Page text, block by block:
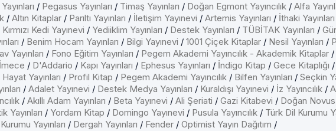
/ Pegasus Yayınları / Timaş Yayınları / Doğan Egmont Yayıncılık / Alfa
/ Altın Kitaplar / Parıltı Yayınları / İletişim Yayınevi / Artemis Yayınları / İthaki Yayınları
Kırmızı Kedi Yayınevi / Yediiklim Yayınları / Destek Yayınları / TÜBİTAK Yayınları /
/ Benim Hocam Yayınları / Bilgi Yayınevi / 1001 Çiçek Kitaplar / Nesil Yayınları /
Yayınları / Fono Eğitim Yayınları / Pegem Akademi Yayıncılık - Akademik Kitaplar /
İmece / D'Addario / Kapı Yayınları / Ephesus Yayınları / İndigo Kitap / Gece Kitaplığı /
Hayat Yayınları / Profil Kitap / Pegem Akademi Yayıncılık / Bilfen Yayınları / Seçkin
/ Adalet Yayınevi / Destek Medya Yayınları / Kuraldışı Yayınevi / İz Yayıncılık /
/ Akıllı Adam Yayınları / Beta Yayınevi / Ali Şeriati / Gazi Kitabevi / Doğan Novus
Yayınları / Yordam Kitap / Domingo Yayınevi / Pusula Yayıncılık / Türk Dil Kurumu
Yayınları / Dergah Yayınları / Fender / Optimist Yayın Dağıtım /